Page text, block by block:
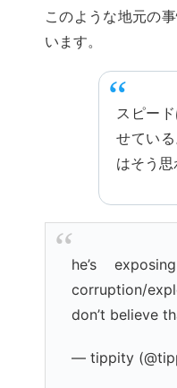
このような地元の
います。
スピー
せてい
はそう思
he’s
corruption/
don’t believe
— tippity